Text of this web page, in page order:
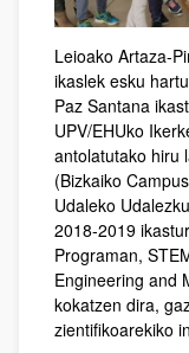
Leioako Artaza-
ikaslek esku
Paz Santana
UPV/EHUko
antolatutako hiru
(Bizkaiko
Udaleko
2018-2019
Programan,
Engineering and
kokatzen dira,
zientifikoarekiko